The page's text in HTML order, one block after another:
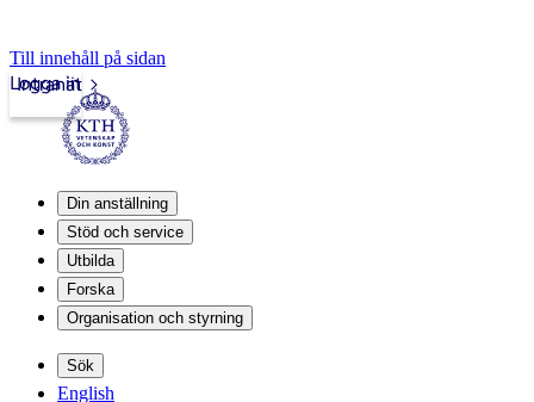
Till innehåll på sidan
Intranät
Logga in
Din anställning
Stöd och service
Utbilda
Forska
Organisation och styrning
Sök
English